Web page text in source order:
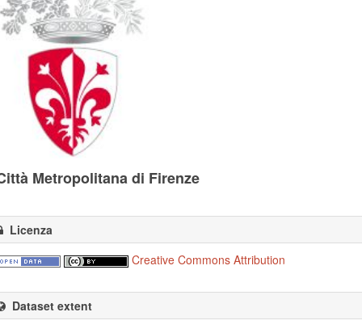
Metropolitana di Firenze
Licenza
Creative Commons Attribution
Dataset extent